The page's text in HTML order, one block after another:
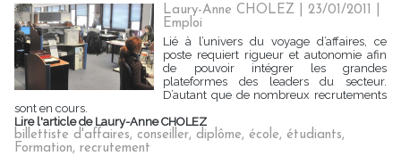
Laury-Anne CHOLEZ | 23/01/2011
Emploi
Lié à l’univers du voyage d’affaires, ce
poste requiert rigueur et autonomie afin
de pouvoir intégrer les grandes
plateformes des leaders du secteur.
D’autant que de nombreux recrutements
sont en cours.
Lire l'article de Laury-Anne CHOLEZ
billettiste d'affaires, conseiller, diplôme, école, étudiants,
Formation, recrutement